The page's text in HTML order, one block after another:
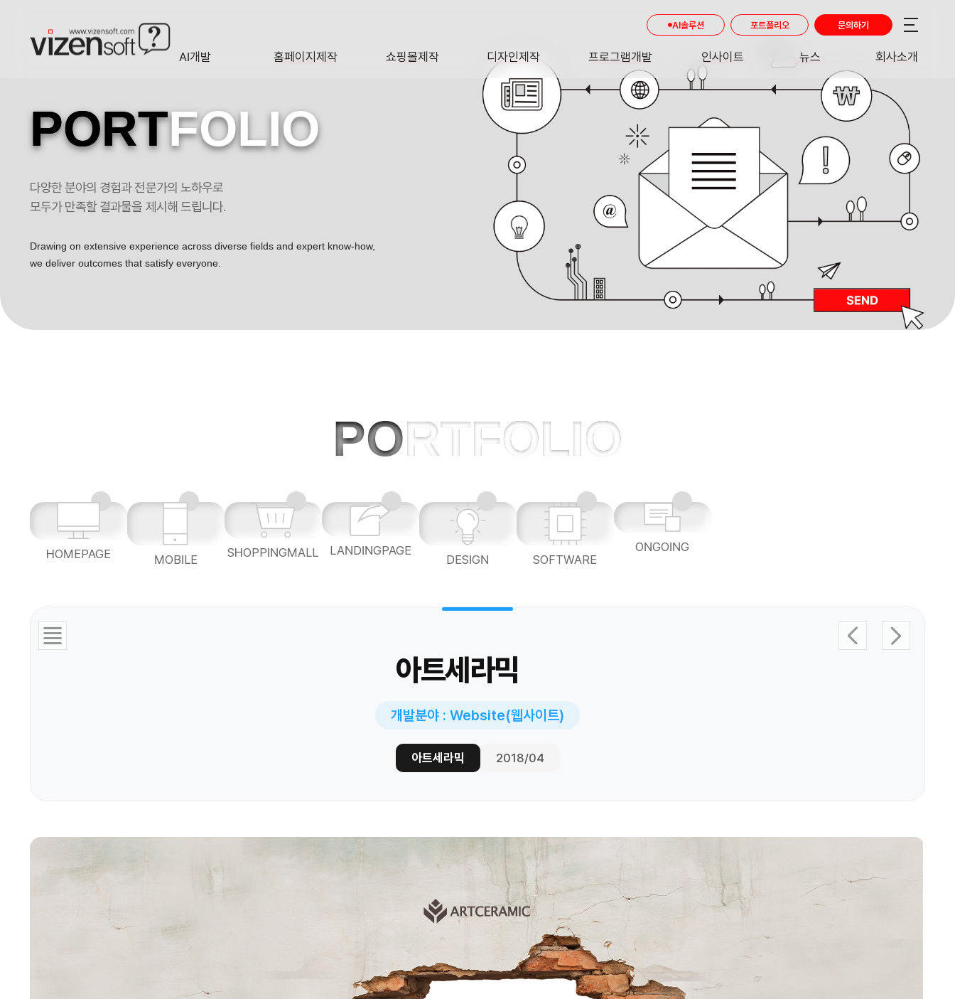
AI개발 홈페이지제작 쇼핑몰제작 디자인제작
DESIGN
프로그램개발
SOFTWARE
인사이트
INSIGHT
뉴스
NEWS
회사소개
AI솔루션 포트폴리오 문의하기
아트세라믹 포트폴리오
PORTFOLIO
다양한 분야의 경험과 전문가의 노하우로
모두가 만족할 결과물을 제시해 드립니다.
Drawing on extensive experience across diverse fields and expert know-how,
we deliver outcomes that satisfy everyone.
PORTFOLIO
HOMEPAGE MOBILE SHOPPINGMALL LANDINGPAGE
DESIGN SOFTWARE
ONGOING
아트세라믹
개발분야 : Website(웹사이트)
아트세라믹 2018/04